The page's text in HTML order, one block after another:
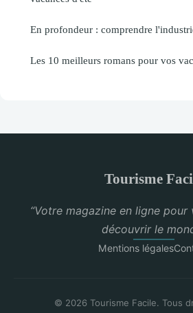
En profondeur : comprendre
Les 10 meilleurs romans pour vos
Tourisme
“Votre magazine en ligne
découvrir le
Mentions légales
© 2026 Tourisme Facile. Tous